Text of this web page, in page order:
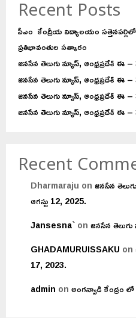
Recent Posts
పీఎం కేంద్రీయ విద్యాలయం
ప్రతిభావంతుల సత్కారం
జనసేన తెలుగు న్యూస్, ఆంధ్రప్రదేశ్ ఈ
జనసేన తెలుగు న్యూస్, ఆంధ్రప్రదేశ్ ఈ
జనసేన తెలుగు న్యూస్, ఆంధ్రప్రదేశ్ ఈ
జనసేన తెలుగు న్యూస్, ఆంధ్రప్రదేశ్ ఈ
Recent
Dharmaraju onజనసేన
ఆగస్టు 12, 2025.
Jansesna`onజనసేన
GHADAMURUISSAKU on
17, 2023.
admin onఅంగన్వాడి కేంద్రం